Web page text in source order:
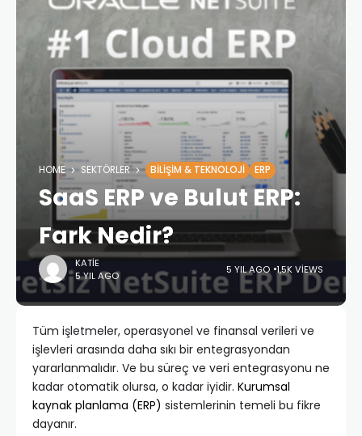
HOME SEKTÖRLER BILIŞIM & TEKNOLOJI ERP
SaaS ERP ve Bulut ERP:
Fark Nedir?
KATIE
5 YIL AGO
5 YIL AGO 1,5K VIEWS
Tüm işletmeler, operasyonel ve finansal verileri ve
işlevleri arasında daha sıkı bir entegrasyondan
yararlanmalıdır. Ve bu süreç ve veri entegrasyonu ne
kadar otomatik olursa, o kadar iyidir. Kurumsal
kaynak planlama (ERP) sistemlerinin temeli bu fikre
dayanır.